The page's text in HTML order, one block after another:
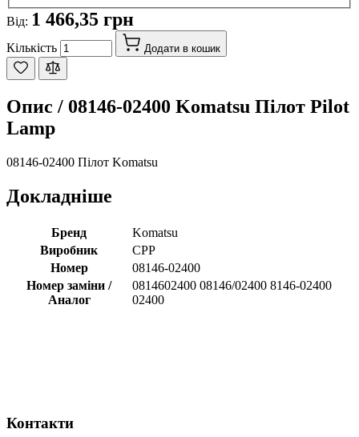
Від: 1 466,35 грн
Кількість Додати в кошик
Опис / 08146-02400 Komatsu Пілот Pilot
Lamp
08146-02400 Пілот Komatsu
Докладніше
Бренд
Komatsu
Виробник
CPP
Номер
08146-02400
Номер заміни /
Аналог
0814602400 08146/02400 8146-02400
02400
Контакти